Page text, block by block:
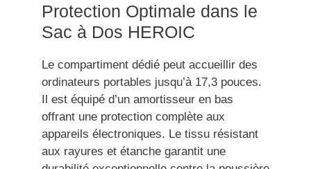
Protection Optimale dans le
Sac à Dos HEROIC
Le compartiment dédié peut accueillir des
ordinateurs portables jusqu’à 17,3 pouces.
Il est équipé d’un amortisseur en bas
offrant une protection complète aux
appareils électroniques. Le tissu résistant
aux rayures et étanche garantit une